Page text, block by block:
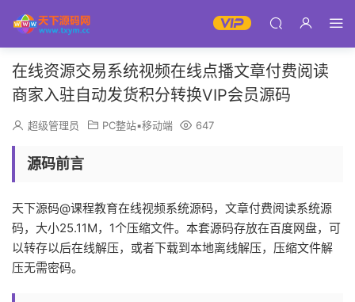
在线资源交易系统视频在线点播文章付费阅读
商家入驻自动发货积分转换VIP会员源码
超级管理员 PC整站▪移动端 647
源码前言
天下源码@课程教育在线视频系统源码，文章付费阅读系统源
码，大小25.11M，1个压缩文件。本套源码存放在百度网盘，可
以转存以后在线解压，或者下载到本地离线解压，压缩文件解
压无需密码。